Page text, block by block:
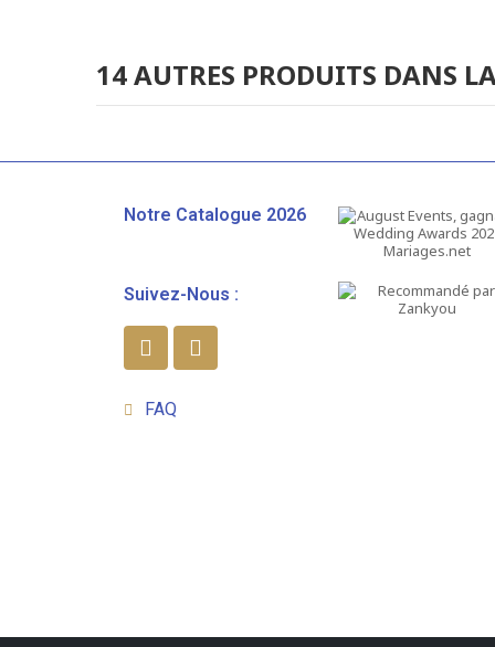
14 AUTRES PRODUITS DANS
Notre Catalogue 2026
Suivez-Nous :
FAQ